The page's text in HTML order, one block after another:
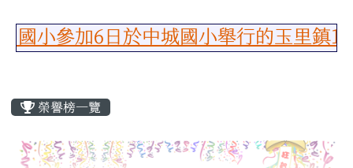
小參加6日於中城國小舉行的玉里鎮
榮譽榜一覽